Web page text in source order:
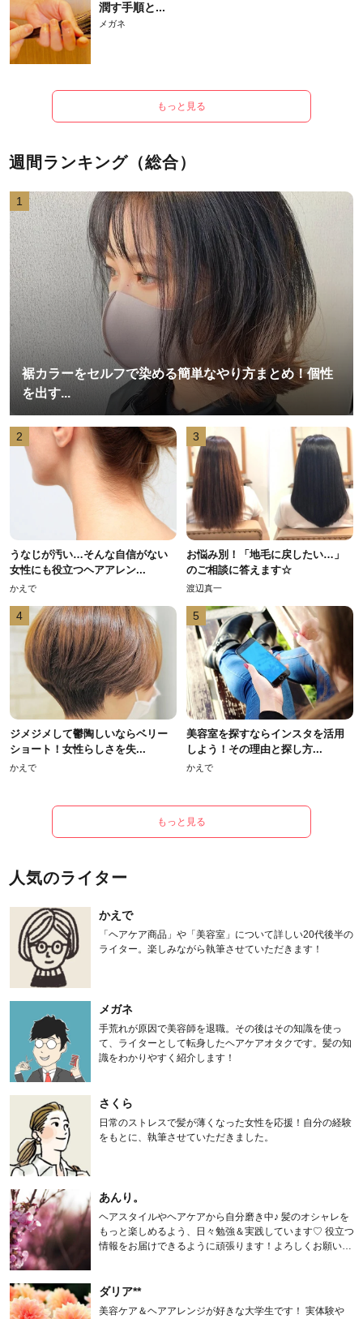
潤す手順と...
メガネ
もっと見る
週間ランキング（総合）
1
裾カラーをセルフで染める簡単なやり方まとめ！個性
を出す...
2
うなじが汚い…そんな自信がない
女性にも役立つヘアアレン...
かえで
3
お悩み別！「地毛に戻したい…」
のご相談に答えます☆
渡辺真一
4
ジメジメして鬱陶しいならベリー
ショート！女性らしさを失...
かえで
5
美容室を探すならインスタを活用
しよう！その理由と探し方...
かえで
もっと見る
人気のライター
かえで
「ヘアケア商品」や「美容室」について詳しい20代後半の
ライター。楽しみながら執筆させていただきます！
メガネ
手荒れが原因で美容師を退職。その後はその知識を使っ
て、ライターとして転身したヘアケアオタクです。髪の知
識をわかりやすく紹介します！
さくら
日常のストレスで髪が薄くなった女性を応援！自分の経験
をもとに、執筆させていただきました。
あんり。
ヘアスタイルやヘアケアから自分磨き中♪ 髪のオシャレを
もっと楽しめるよう、日々勉強＆実践しています♡ 役立つ
情報をお届けできるように頑張ります！よろしくお願いし
ダリア**
美容ケア＆ヘアアレンジが好きな大学生です！ 実体験や